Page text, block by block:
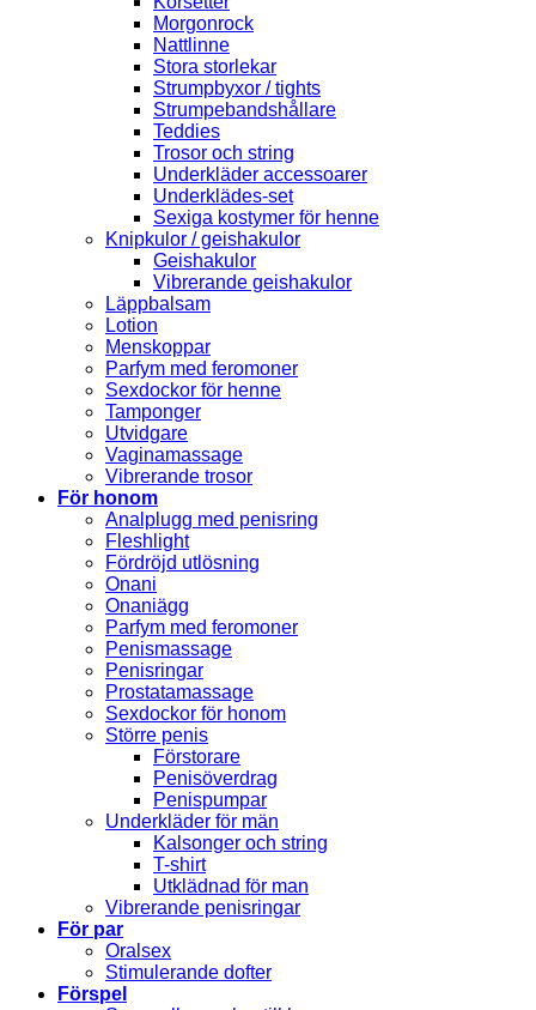
Morgonrock
Nattlinne
Stora storlekar
Strumpbyxor / tights
Strumpebandshållare
Teddies
Trosor och string
Underkläder accessoarer
Underklädes-set
Sexiga kostymer för henne
Knipkulor / geishakulor
Geishakulor
Vibrerande geishakulor
Läppbalsam
Lotion
Menskoppar
Parfym med feromoner
Sexdockor för henne
Tamponger
Utvidgare
Vaginamassage
Vibrerande trosor
För honom
Analplugg med penisring
Fleshlight
Fördröjd utlösning
Onani
Onaniägg
Parfym med feromoner
Penismassage
Penisringar
Prostatamassage
Sexdockor för honom
Större penis
Förstorare
Penisöverdrag
Penispumpar
Underkläder för män
Kalsonger och string
T-shirt
Utklädnad för man
Vibrerande penisringar
För par
Oralsex
Stimulerande dofter
Förspel